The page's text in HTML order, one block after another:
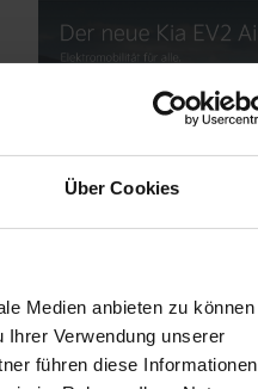
Über Cookies
Medien anbieten zu können
Verwendung unserer
führen diese Informationen